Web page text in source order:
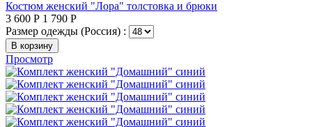
Костюм женский "Лора" толстовка и брюки
3 600 Р 1 790 Р
Размер одежды (Россия) :
В корзину
Просмотр